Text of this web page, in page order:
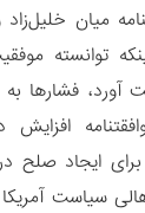
میان خلیل‌زاد
توانسته
فشارها به
افزایش
ایجاد صلح
سیاست